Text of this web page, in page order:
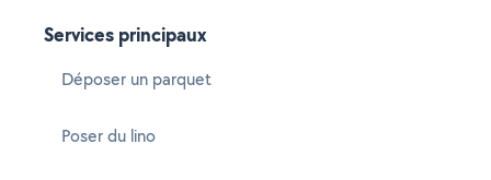
Services principaux
Déposer un parquet
Poser du lino